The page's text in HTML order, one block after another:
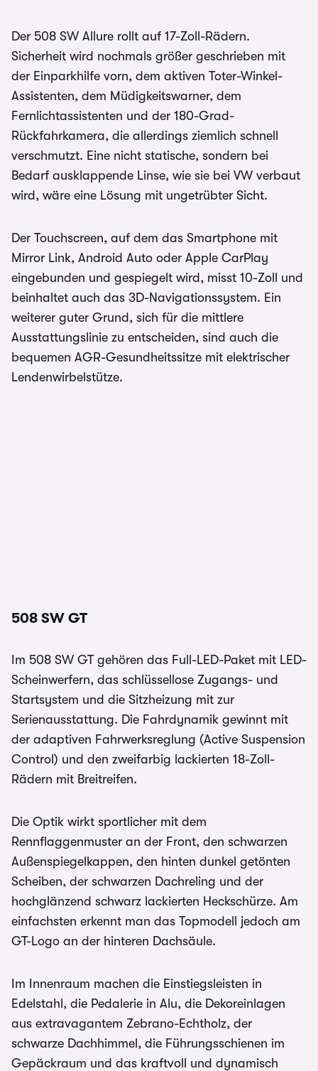
Der 508 SW Allure rollt auf 17-Zoll-Rädern.
Sicherheit wird nochmals größer geschrieben mit
der Einparkhilfe vorn, dem aktiven Toter-Winkel-
Assistenten, dem Müdigkeitswarner, dem
Fernlichtassistenten und der 180-Grad-
Rückfahrkamera, die allerdings ziemlich schnell
verschmutzt. Eine nicht statische, sondern bei
Bedarf ausklappende Linse, wie sie bei VW verbaut
wird, wäre eine Lösung mit ungetrübter Sicht.
Der Touchscreen, auf dem das Smartphone mit
Mirror Link, Android Auto oder Apple CarPlay
eingebunden und gespiegelt wird, misst 10-Zoll und
beinhaltet auch das 3D-Navigationssystem. Ein
weiterer guter Grund, sich für die mittlere
Ausstattungslinie zu entscheiden, sind auch die
bequemen AGR-Gesundheitssitze mit elektrischer
Lendenwirbelstütze.
508 SW GT
Im 508 SW GT gehören das Full-LED-Paket mit LED-
Scheinwerfern, das schlüssellose Zugangs- und
Startsystem und die Sitzheizung mit zur
Serienausstattung. Die Fahrdynamik gewinnt mit
der adaptiven Fahrwerksreglung (Active Suspension
Control) und den zweifarbig lackierten 18-Zoll-
Rädern mit Breitreifen.
Die Optik wirkt sportlicher mit dem
Rennflaggenmuster an der Front, den schwarzen
Außenspiegelkappen, den hinten dunkel getönten
Scheiben, der schwarzen Dachreling und der
hochglänzend schwarz lackierten Heckschürze. Am
einfachsten erkennt man das Topmodell jedoch am
GT-Logo an der hinteren Dachsäule.
Im Innenraum machen die Einstiegsleisten in
Edelstahl, die Pedalerie in Alu, die Dekoreinlagen
aus extravagantem Zebrano-Echtholz, der
schwarze Dachhimmel, die Führungsschienen im
Gepäckraum und das kraftvoll und dynamisch